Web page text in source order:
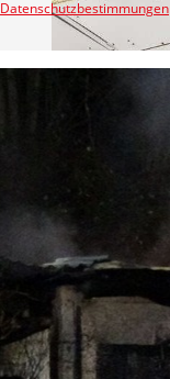
Datenschutzbestimmungen